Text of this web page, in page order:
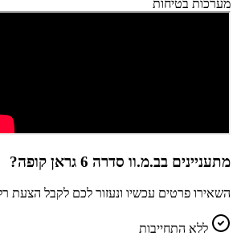
מערכות בטיחות
מתעניינים בב.מ.וו סדרה 6 גראן קופה ?
השאירו פרטים עכשיו ונעזור לכם לקבל הצעת
ללא התחייבות